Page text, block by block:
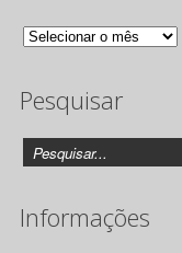
Arquivo
Releases
Pesquisar
Informações